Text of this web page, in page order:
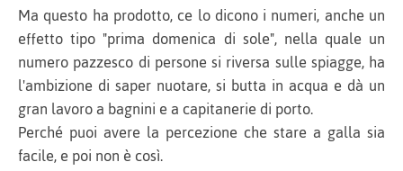
Ma questo ha prodotto, ce lo dicono i numeri, anche un
effetto tipo "prima domenica di sole", nella quale un
numero pazzesco di persone si riversa sulle spiagge, ha
l'ambizione di saper nuotare, si butta in acqua e dà un
gran lavoro a bagnini e a capitanerie di porto.
Perché puoi avere la percezione che stare a galla sia
facile, e poi non è così.